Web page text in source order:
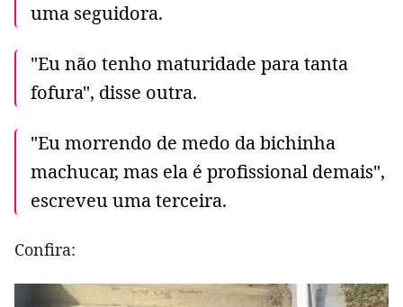
uma seguidora.
"Eu não tenho maturidade para tanta
fofura", disse outra.
"Eu morrendo de medo da bichinha
machucar, mas ela é profissional demais",
escreveu uma terceira.
Confira: